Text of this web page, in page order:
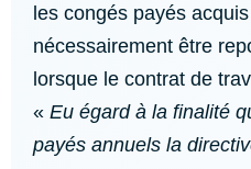
les congés payés
nécessairement être
lorsque le contrat de
« Eu égard à la finalité
payés annuels la